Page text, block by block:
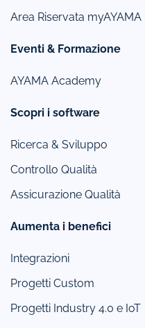
Area Riservata myAYAMA
Eventi & Formazione
AYAMA Academy
Scopri i software
Ricerca & Sviluppo
Controllo Qualità
Assicurazione Qualità
Aumenta i benefici
Integrazioni
Progetti Custom
Progetti Industry 4.0 e IoT